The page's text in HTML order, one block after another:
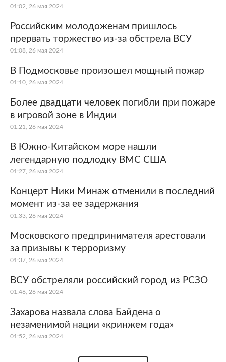
01:02, 26 мая 2024
Российским молодоженам пришлось
прервать торжество из-за обстрела ВСУ
01:08, 26 мая 2024
В Подмосковье произошел мощный пожар
01:10, 26 мая 2024
Более двадцати человек погибли при пожаре
в игровой зоне в Индии
01:21, 26 мая 2024
В Южно-Китайском море нашли
легендарную подлодку ВМС США
01:27, 26 мая 2024
Концерт Ники Минаж отменили в последний
момент из-за ее задержания
01:33, 26 мая 2024
Московского предпринимателя арестовали
за призывы к терроризму
01:37, 26 мая 2024
ВСУ обстреляли российский город из РСЗО
01:46, 26 мая 2024
Захарова назвала слова Байдена о
незаменимой нации «кринжем года»
01:52, 26 мая 2024